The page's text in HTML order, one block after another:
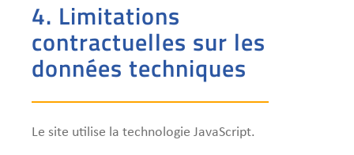
4. Limitations
contractuelles sur les
données techniques
Le site utilise la technologie JavaScript.